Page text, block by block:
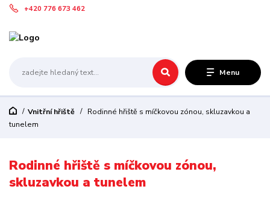
Menu
+420 776 673 462
Vnitřní hřiště
Rodinné hřiště s míčkovou zónou, skluzavkou a
tunelem
Rodinné hřiště s míčkovou zónou,
skluzavkou a tunelem